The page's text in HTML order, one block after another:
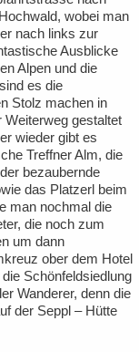
wobei man
nach links zur
Ausblicke
Alpen und die
es die
Stolz machen in
Weiterweg gestaltet
wieder gibt es
Treffner Alm, die
bezaubernde
das Platzerl beim
man nochmal die
die noch zum
um dann
ober dem Hotel
Schönfeldsiedlung
Wanderer, denn die
der Seppl – Hütte